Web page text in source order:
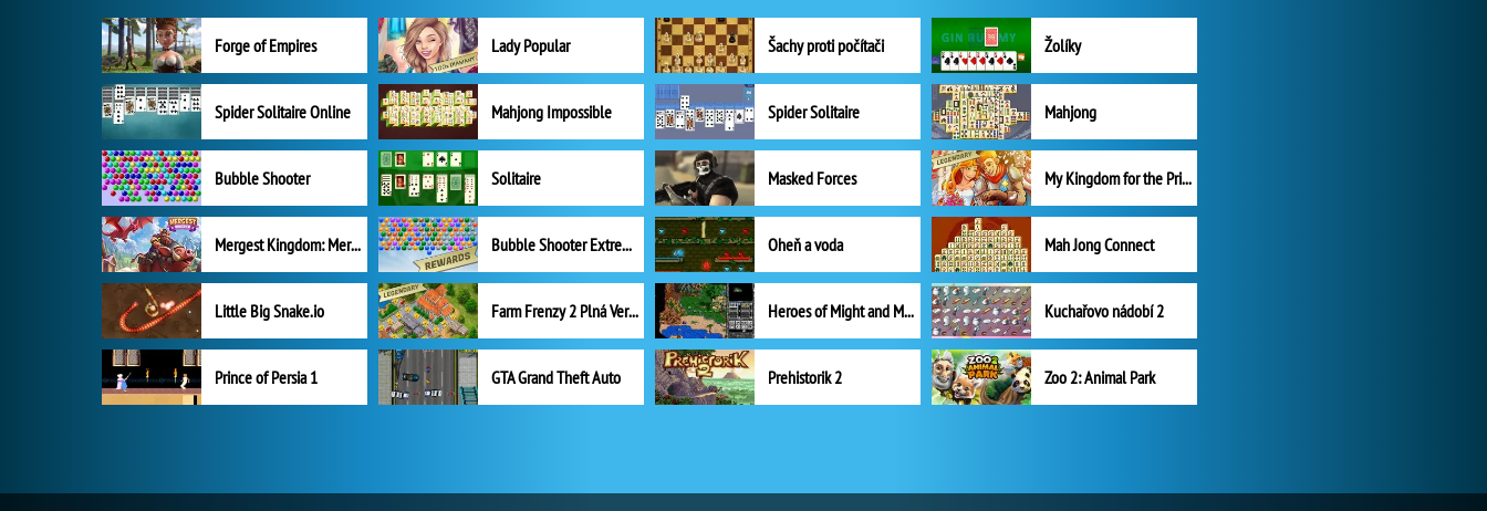
Forge of Empires Lady Popular Šachy proti počítači Žolíky
Spider Solitaire Online Mahjong Impossible Spider Solitaire Mahjong
Bubble Shooter Solitaire Masked Forces My Kingdom for the Princess Plná verze
Mergest Kingdom: Merge Puzzle Bubble Shooter Extreme Oheň a voda Mah Jong Connect
Little Big Snake.io Farm Frenzy 2 Plná Verze Heroes of Might and Magic II Kuchařovo nádobí 2
Prince of Persia 1 GTA Grand Theft Auto Prehistorik 2 Zoo 2: Animal Park